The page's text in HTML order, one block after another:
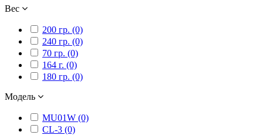
Вес
200 гр. (0)
240 гр. (0)
70 гр. (0)
164 г. (0)
180 гр. (0)
Модель
MU01W (0)
CL-3 (0)